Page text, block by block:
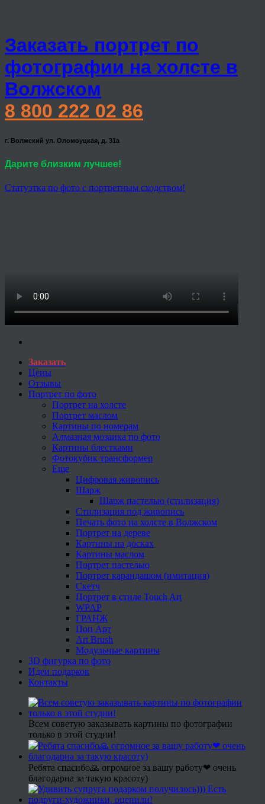
Заказать портрет по
фотографии на холсте в
Волжском
8 800 222 02 86
г. Волжский ул. Оломоуцкая, д. 31а
Дарите близким лучшее!
Статуэтка по фото с портретным сходством!
Заказать
Цены
Отзывы
Портрет по фото
Портрет на холсте
Портрет маслом
Картины по номерам
Алмазная мозаика по фото
Картины блестками
Фотокубик трансформер
Еще
Цифровая живопись
Шарж
Шарж пастелью (стилизация)
Стилизация под живопись
Печать фото на холсте в Волжском
Портрет на дереве
Картины на досках
Картины маслом
Портрет пастелью
Портрет карандашом (имитация)
Скетч
Портрет в стиле Touch Art
WPAP
ГРАНЖ
Поп Арт
Art Brush
Модульные картины
3D фигурка по фото
Идеи подарков
Контакты
Всем советую заказывать картины по фотографии
только в этой студии!
Ребята спасибо🙏 огромное за вашу работу❤ очень
благодарна за такую красоту)